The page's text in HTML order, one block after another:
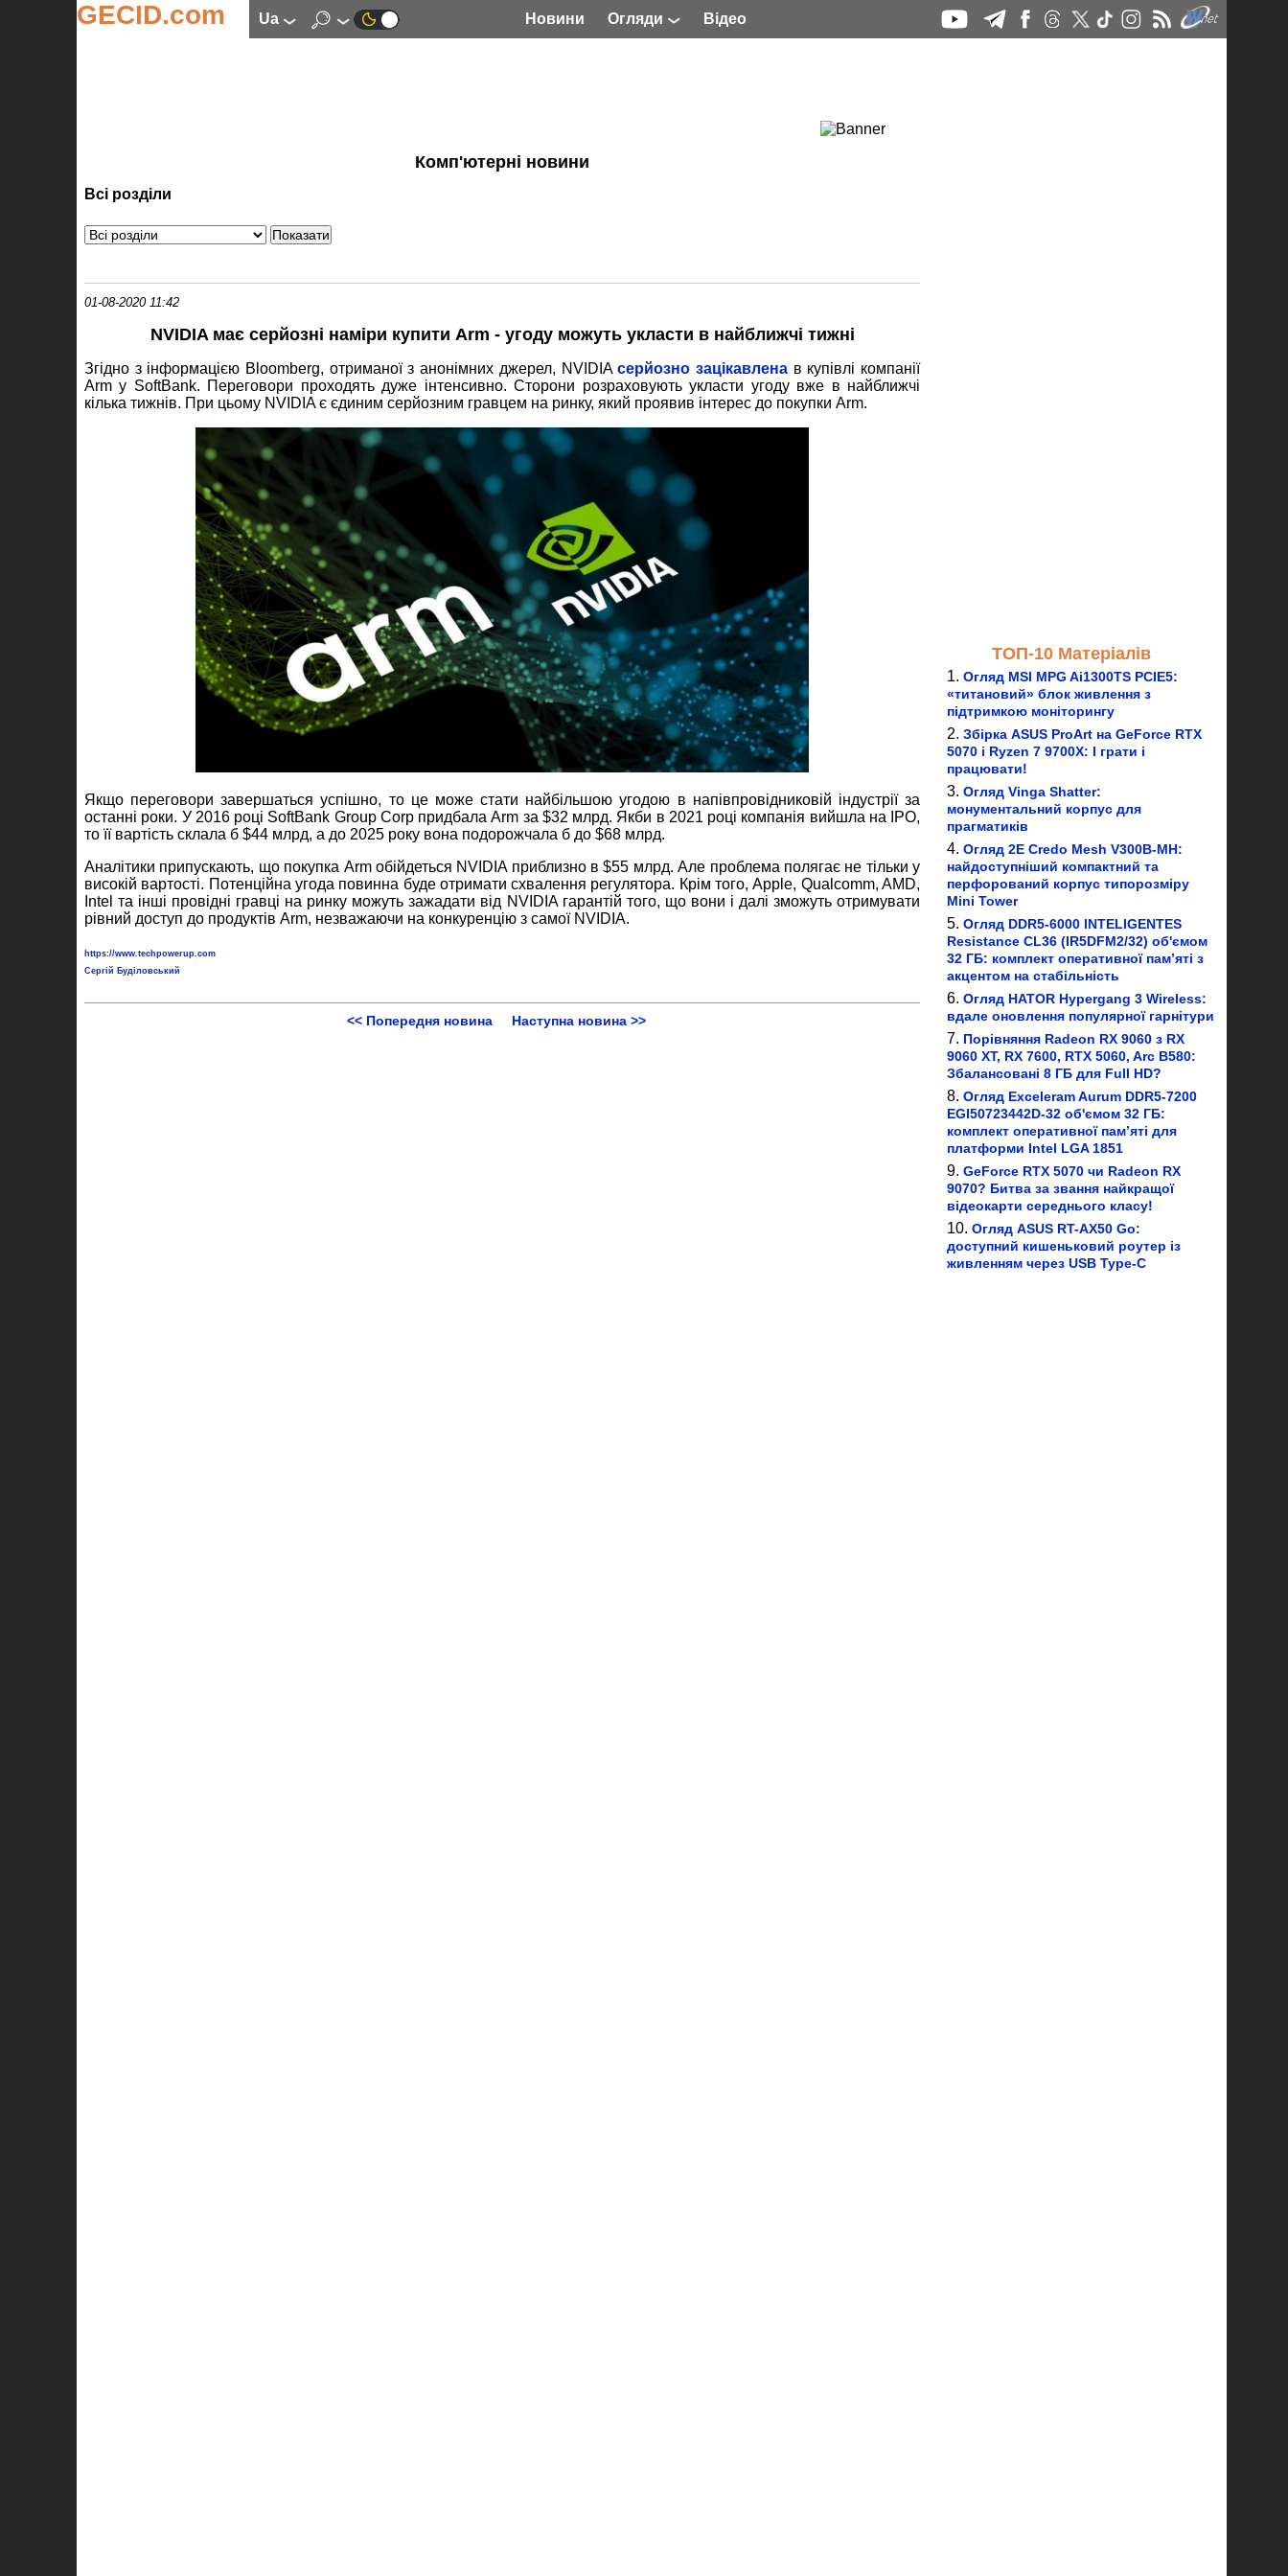
GECID.com ua Новини Огляди Відео
Комп'ютерні новини
Всі розділи
01-08-2020 11:42
NVIDIA має серйозні наміри купити Arm - угоду можуть укласти в найближчі тижні
Згідно з інформацією Bloomberg, отриманої з анонімних джерел, NVIDIAсерйозно зацікавлена​​в купівлі компанії
Arm у SoftBank. Переговори проходять дуже інтенсивно. Сторони розраховують укласти угоду вже в найближчі
кілька тижнів. При цьому NVIDIA є єдиним серйозним гравцем на ринку, який проявив інтерес до покупки Arm.
Якщо переговори завершаться успішно, то це може стати найбільшою угодою в напівпровідниковій індустрії за
останні роки. У 2016 році SoftBank Group Corp придбала Arm за $32 млрд. Якби в 2021 році компанія вийшла на IPO,
то її вартість склала б $44 млрд, а до 2025 року вона подорожчала б до $68 млрд.
Аналітики припускають, що покупка Arm обійдеться NVIDIA приблизно в $55 млрд. Але проблема полягає не тільки у
високій вартості. Потенційна угода повинна буде отримати схвалення регулятора. Крім того, Apple, Qualcomm, AMD,
Intel та інші провідні гравці на ринку можуть зажадати від NVIDIA гарантій того, що вони і далі зможуть отримувати
рівний доступ до продуктів Arm, незважаючи на конкуренцію з самої NVIDIA.
https://www.techpowerup.com
Сергій Буділовський
<< Попередня новина Наступна новина >>
ТОП-10 Матеріалів
Огляд MSI MPG Ai1300TS PCIE5:
«титановий» блок живлення з
підтримкою моніторингу
Збірка ASUS ProArt на GeForce RTX
5070 і Ryzen 7 9700X: І грати і
працювати!
Огляд Vinga Shatter:
монументальний корпус для
прагматиків
Огляд 2E Credo Mesh V300B-MH:
найдоступніший компактний та
перфорований корпус типорозміру
Mini Tower
Огляд DDR5-6000 INTELIGENTES
Resistance CL36 (IR5DFM2/32) об'ємом
32 ГБ: комплект оперативної пам’яті з
акцентом на стабільність
Огляд HATOR Hypergang 3 Wireless:
вдале оновлення популярної гарнітури
Порівняння Radeon RX 9060 з RX
9060 XT, RX 7600, RTX 5060, Arc B580:
Збалансовані 8 ГБ для Full HD?
Огляд Exceleram Aurum DDR5-7200
EGI50723442D-32 об'ємом 32 ГБ:
комплект оперативної пам’яті для
платформи Intel LGA 1851
GeForce RTX 5070 чи Radeon RX
9070? Битва за звання найкращої
відеокарти середнього класу!
Огляд ASUS RT-AX50 Go:
доступний кишеньковий роутер із
живленням через USB Type-C